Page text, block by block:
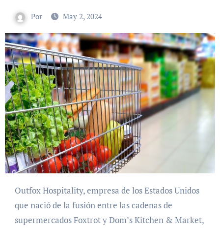
Por May 2, 2024
Outfox Hospitality, empresa de los Estados Unidos
que nació de la fusión entre las cadenas de
supermercados Foxtrot y Dom’s Kitchen & Market,